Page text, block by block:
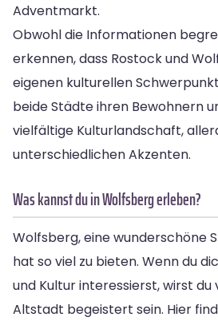
Adventmarkt.
Obwohl die Informationen
erkennen, dass Rostock und
eigenen kulturellen
beide Städte ihren Bewohnern
vielfältige Kulturlandschaft,
unterschiedlichen Akzenten.
Was kannst du in Wolfsberg erleben?
Wolfsberg, eine wunderschöne
hat so viel zu bieten. Wenn du
und Kultur interessierst, wirst
Altstadt begeistert sein. Hier